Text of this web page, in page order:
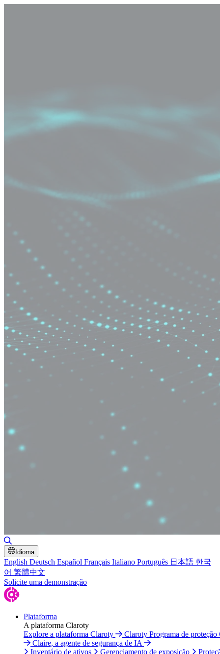
Idioma
English Deutsch Español Français Italiano Português 日本語 한국
어 繁體中文
Solicite uma demonstração
Plataforma
A plataforma Claroty
Explore a plataforma Claroty
Claroty Programa de proteção
Claire, a agente de segurança de IA
Inventário de ativos
Gerenciamento de exposição